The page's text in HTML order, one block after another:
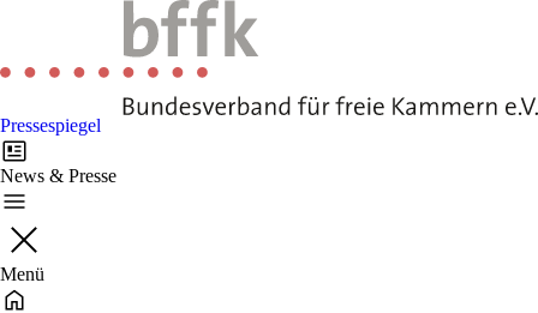
Pressespiegel
News & Presse
Menü